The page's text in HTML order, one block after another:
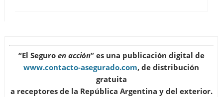
“El Seguro en acción” es una publicación digital de
www.contacto-asegurado.com, de distribución
gratuita
a receptores de la República Argentina y del exterior.